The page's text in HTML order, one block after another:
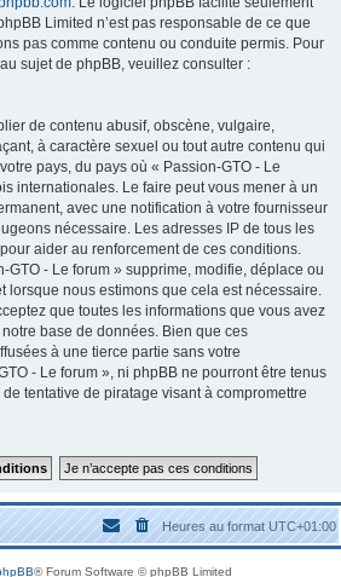
Limited n’est pas responsable de ce que
pas comme contenu ou conduite permis. Pour
sujet de phpBB, veuillez consulter :
de contenu abusif, obscène, vulgaire,
à caractère sexuel ou tout autre contenu qui
pays, du pays où « Passion-GTO - Le
internationales. Le faire peut vous mener à un
avec une notification à votre fournisseur
nécessaire. Les adresses IP de tous les
aider au renforcement de ces conditions.
GTO - Le forum » supprime, modifie, déplace ou
lorsque nous estimons que cela est nécessaire.
que toutes les informations que vous avez
base de données. Bien que ces
à une tierce partie sans votre
- Le forum », ni phpBB ne pourront être tenus
tentative de piratage visant à compromettre
Heures au formatUTC+01:00
® Forum Software © phpBB Limited